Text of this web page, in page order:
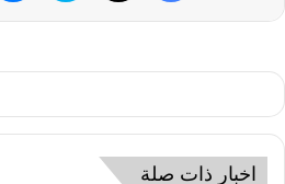
اخبار ذات صلة